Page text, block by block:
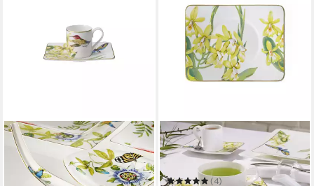
VILLEROY & BOCH SIGNATURE
Untertasse Amazonia
Untertasse
(4)